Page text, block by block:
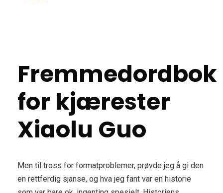
Fremmedordbok
for kjærester
Xiaolu Guo
Men til tross for formatproblemer, prøvde jeg å gi den
en rettferdig sjanse, og hva jeg fant var en historie